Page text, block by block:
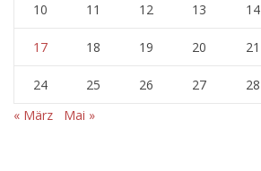
10 11 12 13 14
17 18 19 20 21
24 25 26 27 28
« März
Mai »